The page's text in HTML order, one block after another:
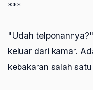
***
"Udah
keluar dari kamar.
kebakaran salah